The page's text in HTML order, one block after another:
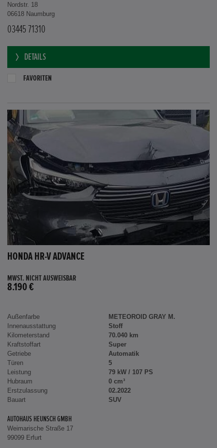
Nordstr. 18
06618 Naumburg
03445 71310
DETAILS
FAVORITEN
HONDA HR-V ADVANCE
MWST. NICHT AUSWEISBAR
8.190 €
Außenfarbe
METEOROID GRAY M.
Innenausstattung
Stoff
Kilometerstand
70.040 km
Kraftstoffart
Super
Getriebe
Automatik
Türen
5
Leistung
79 kW / 107 PS
Hubraum
0 cm³
Erstzulassung
02.2022
Bauart
SUV
AUTOHAUS HEUNSCH GMBH
Weimarische Straße 17
99099 Erfurt